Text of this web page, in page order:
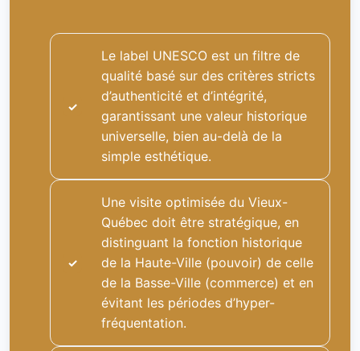
Le label UNESCO est un filtre de
qualité basé sur des critères stricts
d’authenticité et d’intégrité,
garantissant une valeur historique
universelle, bien au-delà de la
simple esthétique.
Une visite optimisée du Vieux-
Québec doit être stratégique, en
distinguant la fonction historique
de la Haute-Ville (pouvoir) de celle
de la Basse-Ville (commerce) et en
évitant les périodes d’hyper-
fréquentation.